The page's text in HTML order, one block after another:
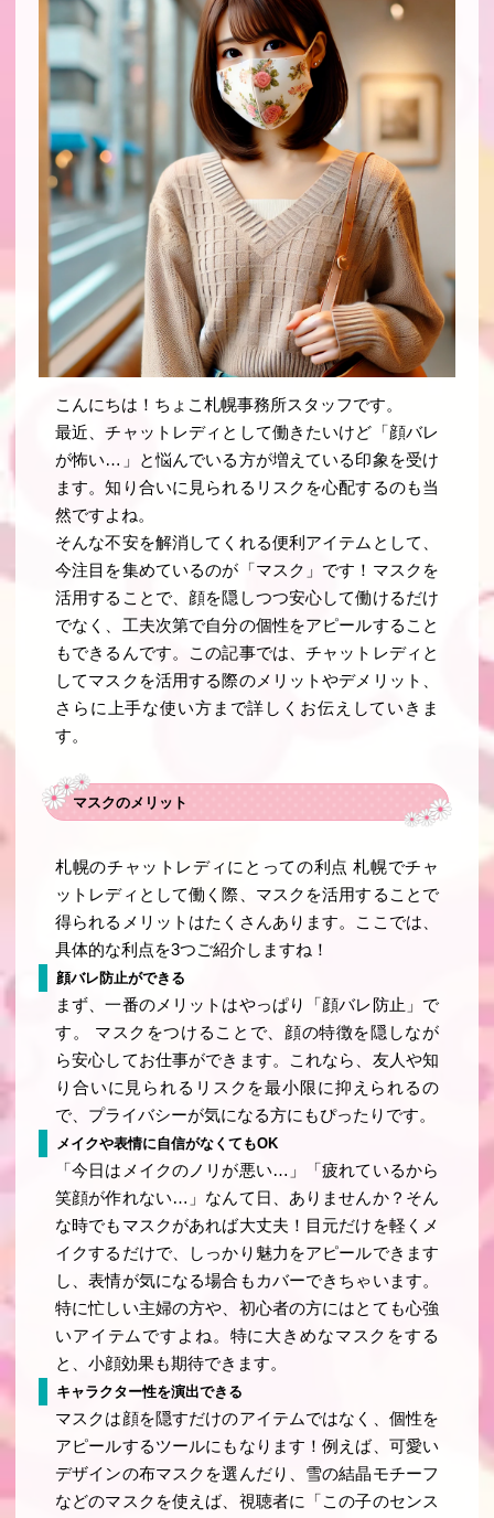
こんにちは！ちょこ札幌事務所スタッフです。
最近、チャットレディとして働きたいけど「顔バレ
が怖い…」と悩んでいる方が増えている印象を受け
ます。知り合いに見られるリスクを心配するのも当
然ですよね。
そんな不安を解消してくれる便利アイテムとして、
今注目を集めているのが「マスク」です！マスクを
活用することで、顔を隠しつつ安心して働けるだけ
でなく、工夫次第で自分の個性をアピールすること
もできるんです。この記事では、チャットレディと
してマスクを活用する際のメリットやデメリット、
さらに上手な使い方まで詳しくお伝えしていきま
す。
マスクのメリット
札幌のチャットレディにとっての利点 札幌でチャ
ットレディとして働く際、マスクを活用することで
得られるメリットはたくさんあります。ここでは、
具体的な利点を3つご紹介しますね！
顔バレ防止ができる
まず、一番のメリットはやっぱり「顔バレ防止」で
す。 マスクをつけることで、顔の特徴を隠しなが
ら安心してお仕事ができます。これなら、友人や知
り合いに見られるリスクを最小限に抑えられるの
で、プライバシーが気になる方にもぴったりです。
メイクや表情に自信がなくてもOK
「今日はメイクのノリが悪い…」「疲れているから
笑顔が作れない…」なんて日、ありませんか？そん
な時でもマスクがあれば大丈夫！目元だけを軽くメ
イクするだけで、しっかり魅力をアピールできます
し、表情が気になる場合もカバーできちゃいます。
特に忙しい主婦の方や、初心者の方にはとても心強
いアイテムですよね。特に大きめなマスクをする
と、小顔効果も期待できます。
キャラクター性を演出できる
マスクは顔を隠すだけのアイテムではなく、個性を
アピールするツールにもなります！例えば、可愛い
デザインの布マスクを選んだり、雪の結晶モチーフ
などのマスクを使えば、視聴者に「この子のセンス